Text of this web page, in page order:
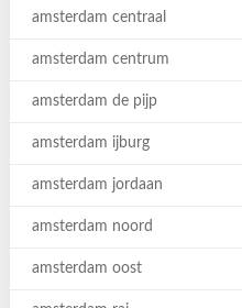
amsterdam centraal
amsterdam centrum
amsterdam de pijp
amsterdam ijburg
amsterdam jordaan
amsterdam noord
amsterdam oost